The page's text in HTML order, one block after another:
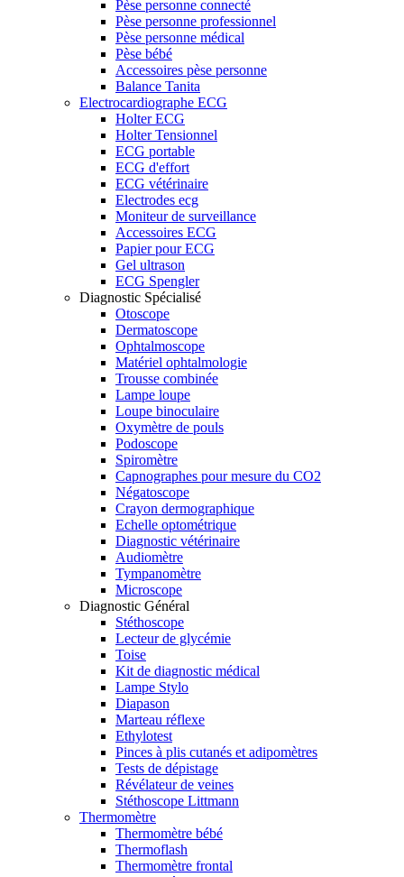
Pèse personne connecté
Pèse personne professionnel
Pèse personne médical
Pèse bébé
Accessoires pèse personne
Balance Tanita
Electrocardiographe ECG
Holter ECG
Holter Tensionnel
ECG portable
ECG d'effort
ECG vétérinaire
Electrodes ecg
Moniteur de surveillance
Accessoires ECG
Papier pour ECG
Gel ultrason
ECG Spengler
Diagnostic Spécialisé
Otoscope
Dermatoscope
Ophtalmoscope
Matériel ophtalmologie
Trousse combinée
Lampe loupe
Loupe binoculaire
Oxymètre de pouls
Podoscope
Spiromètre
Capnographes pour mesure du CO2
Négatoscope
Crayon dermographique
Echelle optométrique
Diagnostic vétérinaire
Audiomètre
Tympanomètre
Microscope
Diagnostic Général
Stéthoscope
Lecteur de glycémie
Toise
Kit de diagnostic médical
Lampe Stylo
Diapason
Marteau réflexe
Ethylotest
Pinces à plis cutanés et adipomètres
Tests de dépistage
Révélateur de veines
Stéthoscope Littmann
Thermomètre
Thermomètre bébé
Thermoflash
Thermomètre frontal